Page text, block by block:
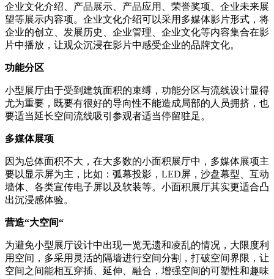
企业文化介绍、产品展示、产品应用、荣誉奖项、企业未来展
望等展示内容项。企业文化介绍可以采用多媒体影片形式，将
企业的创立、发展历史、企业管理、企业文化等内容集合在影
片中播放，让观众沉浸在影片中感受企业的品牌文化。
功能分区
小型展厅由于受到建筑面积的束缚，功能分区与流线设计显得
尤为重要，既要有很好的导向性不能造成局部的人员拥挤，也
要适当延长空间流线吸引参观者适当停留驻足。
多媒体展项
因为总体面积不大，在大多数的小面积展厅中，多媒体展项主
要以显示屏为主，比如：弧幕投影，LED屏，沙盘幕型、互动
墙体、各类宣传电子屏以及软装等。小面积展厅其实更适合凸
出沉浸感体验。
营造“大空间“
为避免小型展厅设计中出现一览无遗和凌乱的情况，大限度利
用空间，多采用灵活的隔墙进行空间分割，打破空间界限，让
空间之间能相互穿插、延伸、融合，增强空间的可塑性和趣味